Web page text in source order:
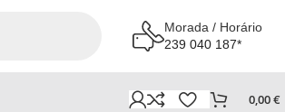
Morada / Horário
239 040 187*
0,00€